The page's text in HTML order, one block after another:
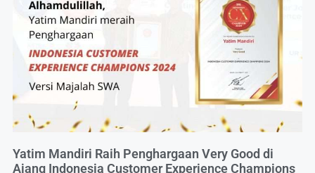
Yatim Mandiri Raih Penghargaan Very Good di
Ajang Indonesia Customer Experience Champions